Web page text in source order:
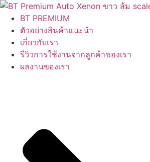
Skip
content
BT PREMIUM
ตัวอย่างสินค้าแนะนำ
เกี่ยวกับเรา
รีวิวการใช้งานจากลูกค้าของเรา
ผลงานของเรา